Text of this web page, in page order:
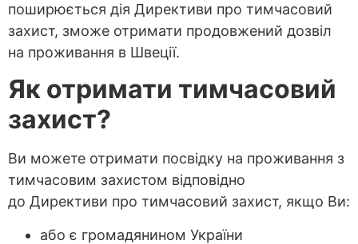
поширюється дія Директиви про тимчасовий
захист, зможе отримати продовжений дозвіл
на проживання в Швеції.
Як отримати тимчасовий
захист?
Ви можете отримати посвідку на проживання з
тимчасовим захистом відповідно
до Директиви про тимчасовий захист, якщо Ви:
або є громадянином України